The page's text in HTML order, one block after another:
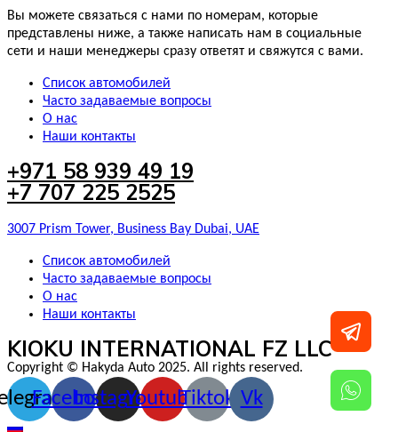
Вы можете связаться с нами по номерам, которые
представлены ниже, а также написать нам в социальные
сети и наши менеджеры сразу ответят и свяжутся с вами.
Список автомобилей
Часто задаваемые вопросы
О нас
Наши контакты
+971 58 939 49 19
+7 707 225 2525
3007 Prism Tower, Business Bay Dubai, UAE
Список автомобилей
Часто задаваемые вопросы
О нас
Наши контакты
KIOKU INTERNATIONAL FZ LLC
Copyright © Hakyda Auto 2025. All rights reserved.
FacebookInstagramYoutubeTiktok Vk